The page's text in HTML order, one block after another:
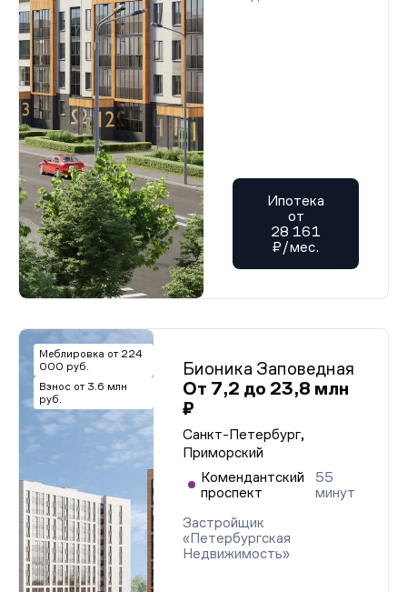
Ипотека
от
28 161
₽/мес.
Меблировка от 224
000 руб.
Взнос от 3.6 млн
руб.
Бионика Заповедная
От 7,2 до 23,8 млн
₽
Санкт-Петербург,
Приморский
Комендантский
проспект
55
минут
Застройщик
«Петербургская
Недвижимость»